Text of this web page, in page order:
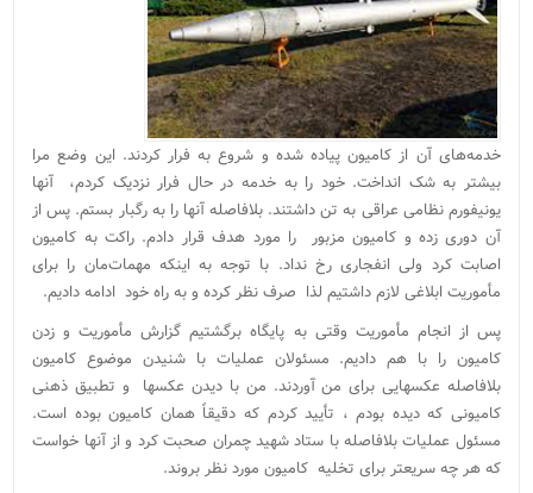
خدمه‌های آن از کامیون پیاده شده و شروع به فرار کردند. این وضع مرا
بیشتر به شک انداخت. خود را به خدمه در حال فرار نزدیک کردم، آنها
یونیفورم نظامی عراقی به تن داشتند. بلافاصله آنها را به رگبار بستم. پس از
آن دوری زده و کامیون مزبور را مورد هدف قرار دادم. راکت به کامیون
اصابت کرد ولی انفجاری رخ نداد. با توجه به اینکه مهمات‌مان را برای
مأموریت ابلاغی لازم داشتیم لذا صرف نظر کرده و به راه خود ادامه دادیم.
پس از انجام مأموریت وقتی به پایگاه برگشتیم گزارش مأموریت و زدن
کامیون را با هم دادیم. مسئولان عملیات با شنیدن موضوع کامیون
بلافاصله عکسهایی برای من آوردند. من با دیدن عکسها و تطبیق ذهنی
کامیونی که دیده بودم ، تأیید کردم که دقیقاً همان کامیون بوده است.
مسئول عملیات بلافاصله با ستاد شهید چمران صحبت کرد و از آنها خواست
که هر چه سریعتر برای تخلیه کامیون مورد نظر بروند.